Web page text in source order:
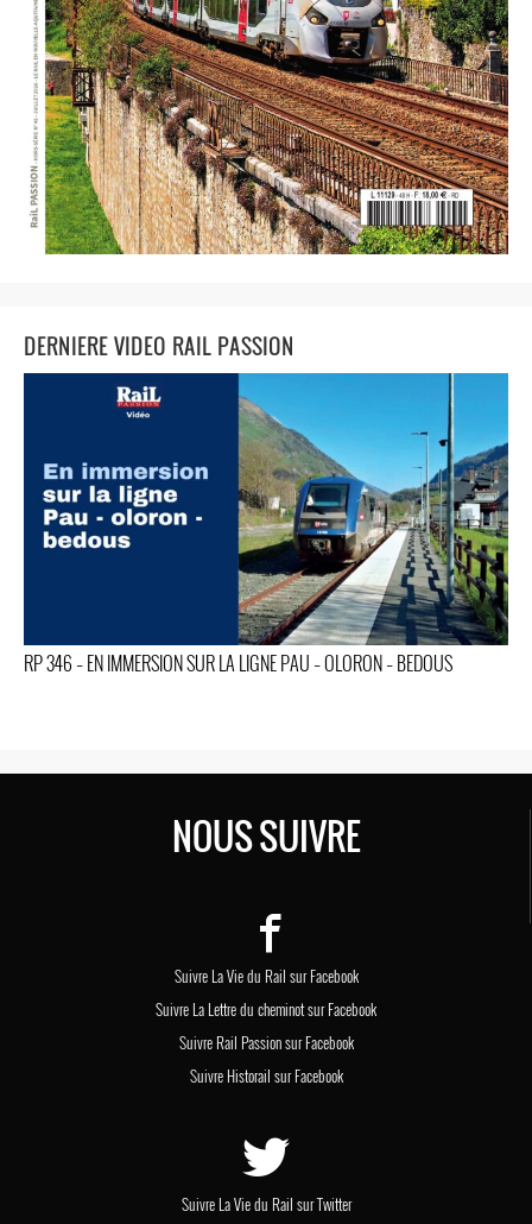
DERNIERE VIDEO RAIL PASSION
RP 346 – EN IMMERSION SUR LA LIGNE PAU – OLORON – BEDOUS
NOUS SUIVRE
Suivre La Vie du Rail sur Facebook
Suivre La Lettre du cheminot sur Facebook
Suivre Rail Passion sur Facebook
Suivre Historail sur Facebook
Suivre La Vie du Rail sur Twitter